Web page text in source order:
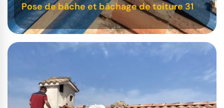
Pose de bâche et bâchage de toiture 31